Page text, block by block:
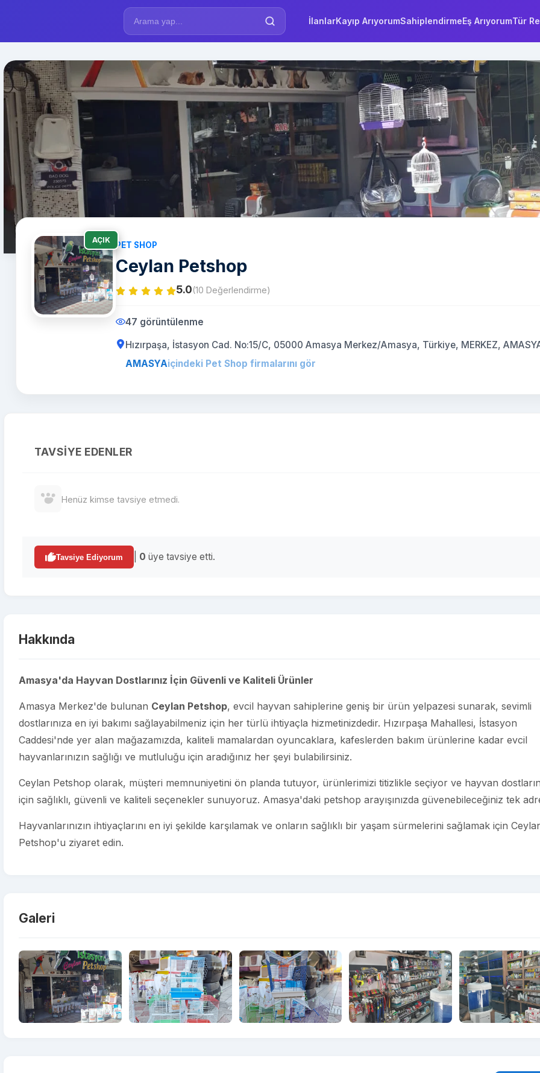
İlanlarKayıp ArıyorumSahiplendirmeEş ArıyorumTür
AÇIK
PET SHOP
Ceylan Petshop
5.0(10 Değerlendirme)
47 görüntülenme
Hızırpaşa, İstasyon Cad. No:15/C, 05000 Amasya Merkez/Amasya, Türkiye, MERKEZ,
AMASYAiçindeki Pet Shop firmalarını gör
TAVSIYE EDENLER
Henüz kimse tavsiye etmedi.
Tavsiye Ediyorum 0 üye tavsiye etti.
Hakkında
Amasya'da Hayvan Dostlarınız İçin Güvenli ve Kaliteli Ürünler
Amasya Merkez'de bulunan Ceylan Petshop, evcil hayvan sahiplerine geniş bir ürün yelpazesi sunarak, sevimli
dostlarınıza en iyi bakımı sağlayabilmeniz için her türlü ihtiyaçla hizmetinizdedir. Hızırpaşa Mahallesi, İstasyon
Caddesi'nde yer alan mağazamızda, kaliteli mamalardan oyuncaklara, kafeslerden bakım ürünlerine kadar evcil
hayvanlarınızın sağlığı ve mutluluğu için aradığınız her şeyi bulabilirsiniz.
Ceylan Petshop olarak, müşteri memnuniyetini ön planda tutuyor, ürünlerimizi titizlikle seçiyor ve hayvan
için sağlıklı, güvenli ve kaliteli seçenekler sunuyoruz. Amasya'daki petshop arayışınızda güvenebileceğiniz tek
Hayvanlarınızın ihtiyaçlarını en iyi şekilde karşılamak ve onların sağlıklı bir yaşam sürmelerini sağlamak için
Petshop'u ziyaret edin.
Galeri